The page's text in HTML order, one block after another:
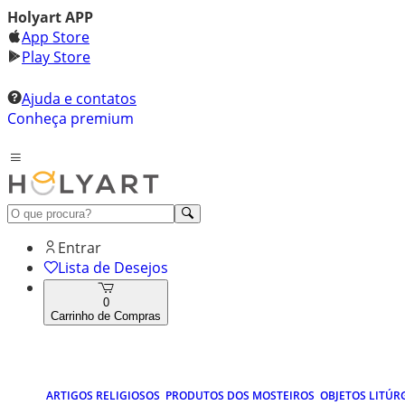
Holyart APP
App Store
Play Store
Ajuda e contatos
Conheça premium
Entrar
Lista de Desejos
0
Carrinho de Compras
ARTIGOS RELIGIOSOS PRODUTOS DOS MOSTEIROS OBJETOS